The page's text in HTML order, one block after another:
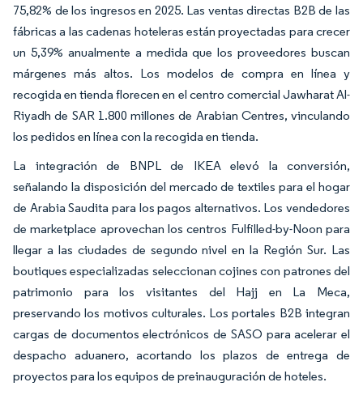
75,82% de los ingresos en 2025. Las ventas directas B2B de las
fábricas a las cadenas hoteleras están proyectadas para crecer
un 5,39% anualmente a medida que los proveedores buscan
márgenes más altos. Los modelos de compra en línea y
recogida en tienda florecen en el centro comercial Jawharat Al-
Riyadh de SAR 1.800 millones de Arabian Centres, vinculando
los pedidos en línea con la recogida en tienda.
La integración de BNPL de IKEA elevó la conversión,
señalando la disposición del mercado de textiles para el hogar
de Arabia Saudita para los pagos alternativos. Los vendedores
de marketplace aprovechan los centros Fulfilled-by-Noon para
llegar a las ciudades de segundo nivel en la Región Sur. Las
boutiques especializadas seleccionan cojines con patrones del
patrimonio para los visitantes del Hajj en La Meca,
preservando los motivos culturales. Los portales B2B integran
cargas de documentos electrónicos de SASO para acelerar el
despacho aduanero, acortando los plazos de entrega de
proyectos para los equipos de preinauguración de hoteles.